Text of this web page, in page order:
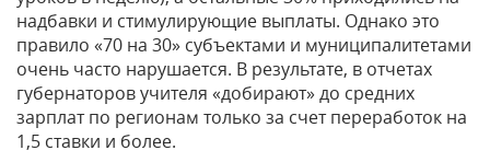
надбавки и стимулирующие выплаты. Однако это
правило «70 на 30» субъектами и муниципалитетами
очень часто нарушается. В результате, в отчетах
губернаторов учителя «добирают» до средних
зарплат по регионам только за счет переработок на
1,5 ставки и более.